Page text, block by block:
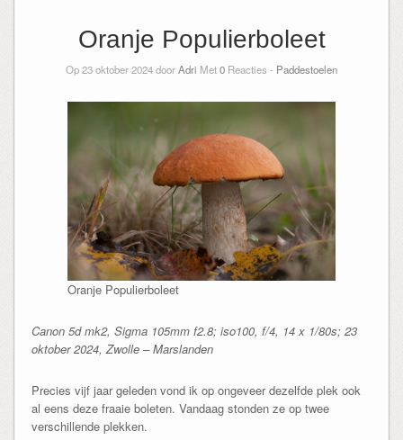
Oranje Populierboleet
Op 23 oktober 2024 doorAdri Met0 Reacties - Paddestoelen
Oranje Populierboleet
Canon 5d mk2, Sigma 105mm f2.8; iso100, f/4, 14 x 1/80s; 23
oktober 2024, Zwolle – Marslanden
Precies vijf jaar geleden vond ik op ongeveer dezelfde plek ook
al eens deze fraaie boleten. Vandaag stonden ze op twee
verschillende plekken.